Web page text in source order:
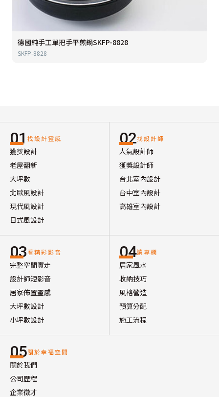
德國純手工單把手平煎鍋SKFP-8828
SKFP-8828
01 找設計靈感
獲獎設計
老屋翻新
大坪數
北歐風設計
現代風設計
日式風設計
02找設計師
人氣設計師
獲獎設計師
台北室內設計
台中室內設計
高雄室內設計
03看精彩影音
完整空間實走
設計師短影音
居家佈置靈感
大坪數設計
小坪數設計
04讀專欄
居家風水
收納技巧
風格營造
預算分配
施工流程
05關於幸福空間
關於我們
公司歷程
企業徵才